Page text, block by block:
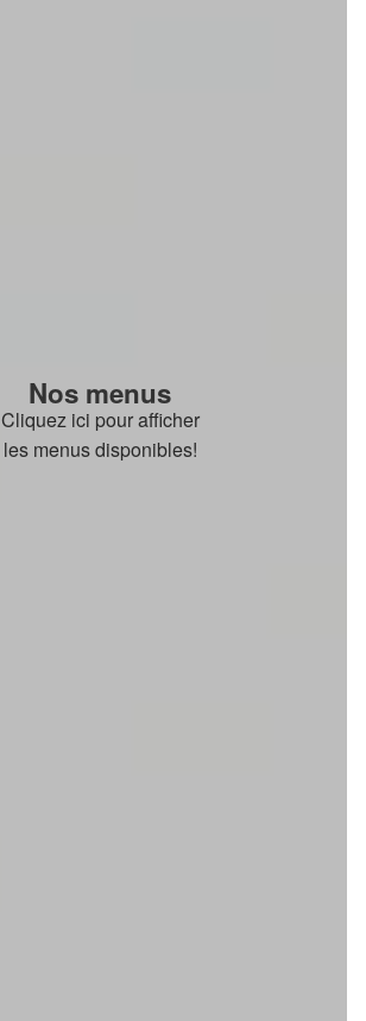
Nos menus
Cliquez ici pour afficher
les menus disponibles!